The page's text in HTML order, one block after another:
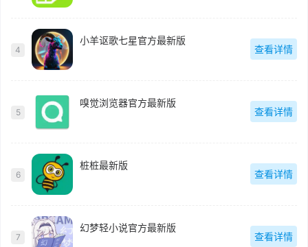
4
小羊讴歌七星官方最新版
查看详情
5
嗅觉浏览器官方最新版
查看详情
6
桩桩最新版
查看详情
7
幻梦轻小说官方最新版
查看详情